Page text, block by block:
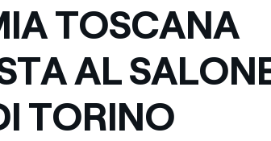
TOSCANA
AL
TORINO